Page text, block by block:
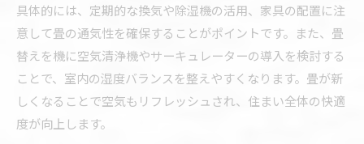
具体的には、定期的な換気や除湿機の活用、家具の配置に注
意して畳の通気性を確保することがポイントです。また、畳
替えを機に空気清浄機やサーキュレーターの導入を検討する
ことで、室内の湿度バランスを整えやすくなります。畳が新
しくなることで空気もリフレッシュされ、住まい全体の快適
度が向上します。